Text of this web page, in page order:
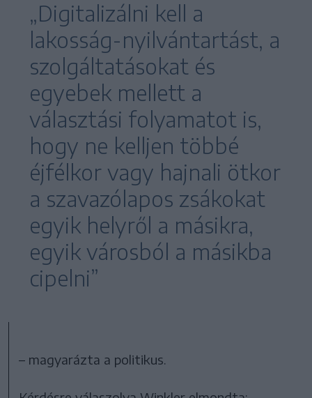
„Digitalizálni kell a
lakosság-nyilvántartást, a
szolgáltatásokat és
egyebek mellett a
választási folyamatot is,
hogy ne kelljen többé
éjfélkor vagy hajnali ötkor
a szavazólapos zsákokat
egyik helyről a másikra,
egyik városból a másikba
cipelni”
– magyarázta a politikus.